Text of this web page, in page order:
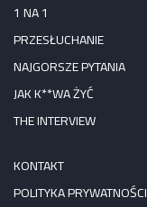
1 NA 1
PRZESŁUCHANIE
NAJGORSZE PYTANIA
JAK K**WA ŻYĆ
THE INTERVIEW
KONTAKT
POLITYKA PRYWATNOŚCI